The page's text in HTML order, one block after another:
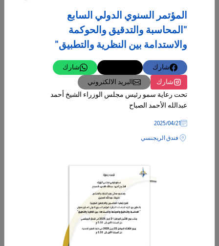
اليوم لمفتوح " البحث والتواصل "
تدعوكم ادارة البحوث والاستشارات
مسرح مؤسسة الكويت للتقدم العلمي
المؤتمر السنوي الدولي السابع
"المحاسبة والتدقيق والحوكمة
والاستدامة بين النظرية والتطبيق"
شارك
شارك
شارك
البريد الالكتروني
تحت رعاية سمو رئيس مجلس الوزراء الشيخ أحمد
عبدالله الأحمد الصباح
21‏/04‏/2025
فندق الريجنسي